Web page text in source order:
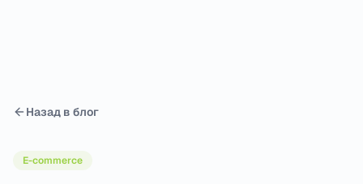
Назад в блог
E-commerce